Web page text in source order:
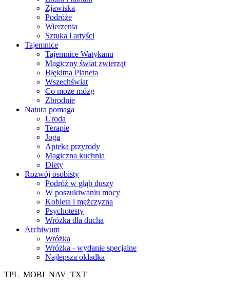
Zjawiska
Podróże
Wierzenia
Sztuka i artyści
Tajemnice
Tajemnice Watykanu
Magiczny świat zwierząt
Błękitna Planeta
Wszechświat
Co może mózg
Zbrodnie
Natura pomaga
Uroda
Terapie
Joga
Apteka przyrody
Magiczna kuchnia
Diety
Rozwój osobisty
Podróż w głąb duszy
W poszukiwaniu mocy
Kobieta i mężczyzna
Psychotesty
Wróżka dla ducha
Archiwum
Wróżka
Wróżka - wydanie specjalne
Najlepsza okładka
TPL_MOBI_NAV_TXT